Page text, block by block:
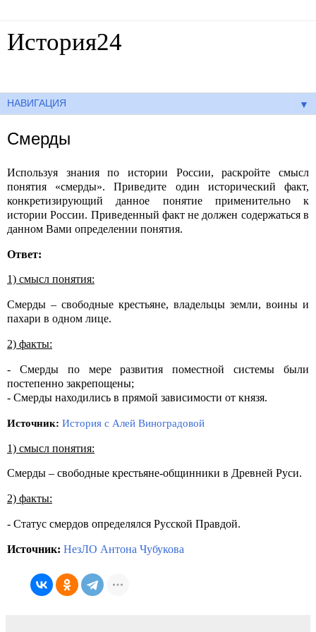
История24
▼
Смерды
Используя знания по истории России, раскройте смысл
понятия «смерды». Приведите один исторический факт,
конкретизирующий данное понятие применительно к
истории России. Приведенный факт не должен содержаться в
данном Вами определении понятия.
Ответ:
1) смысл понятия:
Смерды – свободные крестьяне, владельцы земли, воины и
пахари в одном лице.
2) факты:
- Смерды по мере развития поместной системы были
постепенно закрепощены;
- Смерды находились в прямой зависимости от князя.
Источник: История с Алей Виноградовой
1) смысл понятия:
Смерды – свободные крестьяне-общинники в Древней Руси.
2) факты:
- Статус смердов определялся Русской Правдой.
Источник: НезЛО Антона Чубукова